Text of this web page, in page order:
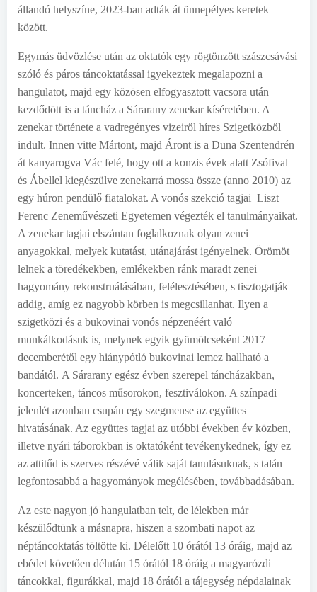
állandó helyszíne, 2023-ban adták át ünnepélyes keretek
között.
Egymás üdvözlése után az oktatók egy rögtönzött szászcsávási
szóló és páros táncoktatással igyekeztek megalapozni a
hangulatot, majd egy közösen elfogyasztott vacsora után
kezdődött is a táncház a Sárarany zenekar kíséretében. A
zenekar története a vadregényes vizeiről híres Szigetközből
indult. Innen vitte Mártont, majd Áront is a Duna Szentendrén
át kanyarogva Vác felé, hogy ott a konzis évek alatt Zsófival
és Ábellel kiegészülve zenekarrá mossa össze (anno 2010) az
egy húron pendülő fiatalokat. A vonós szekció tagjai Liszt
Ferenc Zeneművészeti Egyetemen végezték el tanulmányaikat.
A zenekar tagjai elszántan foglalkoznak olyan zenei
anyagokkal, melyek kutatást, utánajárást igényelnek. Örömöt
lelnek a töredékekben, emlékekben ránk maradt zenei
hagyomány rekonstruálásában, felélesztésében, s tisztogatják
addig, amíg ez nagyobb körben is megcsillanhat. Ilyen a
szigetközi és a bukovinai vonós népzenéért való
munkálkodásuk is, melynek egyik gyümölcseként 2017
decemberétől egy hiánypótló bukovinai lemez hallható a
bandától. A Sárarany egész évben szerepel táncházakban,
koncerteken, táncos műsorokon, fesztiválokon. A színpadi
jelenlét azonban csupán egy szegmense az együttes
hivatásának. Az együttes tagjai az utóbbi években év közben,
illetve nyári táborokban is oktatóként tevékenykednek, így ez
az attitűd is szerves részévé válik saját tanulásuknak, s talán
legfontosabbá a hagyományok megélésében, továbbadásában.
Az este nagyon jó hangulatban telt, de lélekben már
készülődtünk a másnapra, hiszen a szombati napot az
néptáncoktatás töltötte ki. Délelőtt 10 órától 13 óráig, majd az
ebédet követően délután 15 órától 18 óráig a magyarózdi
táncokkal, figurákkal, majd 18 órától a tájegység népdalainak